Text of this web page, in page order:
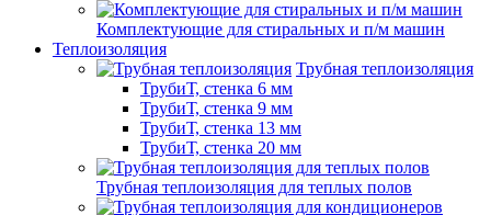
Комплектующие для стиральных и п/м машин
Теплоизоляция
Трубная теплоизоляция
ТрубиТ, стенка 6 мм
ТрубиТ, стенка 9 мм
ТрубиТ, стенка 13 мм
ТрубиТ, стенка 20 мм
Трубная теплоизоляция для теплых полов